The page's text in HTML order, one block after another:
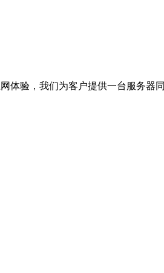
验，我们为客户提供一台服务器